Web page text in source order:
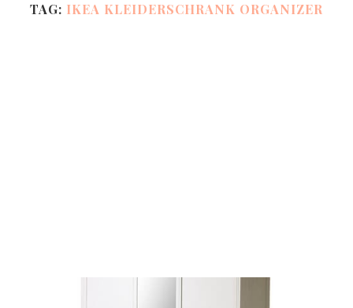
TAG: IKEA KLEIDERSCHRANK ORGANIZER